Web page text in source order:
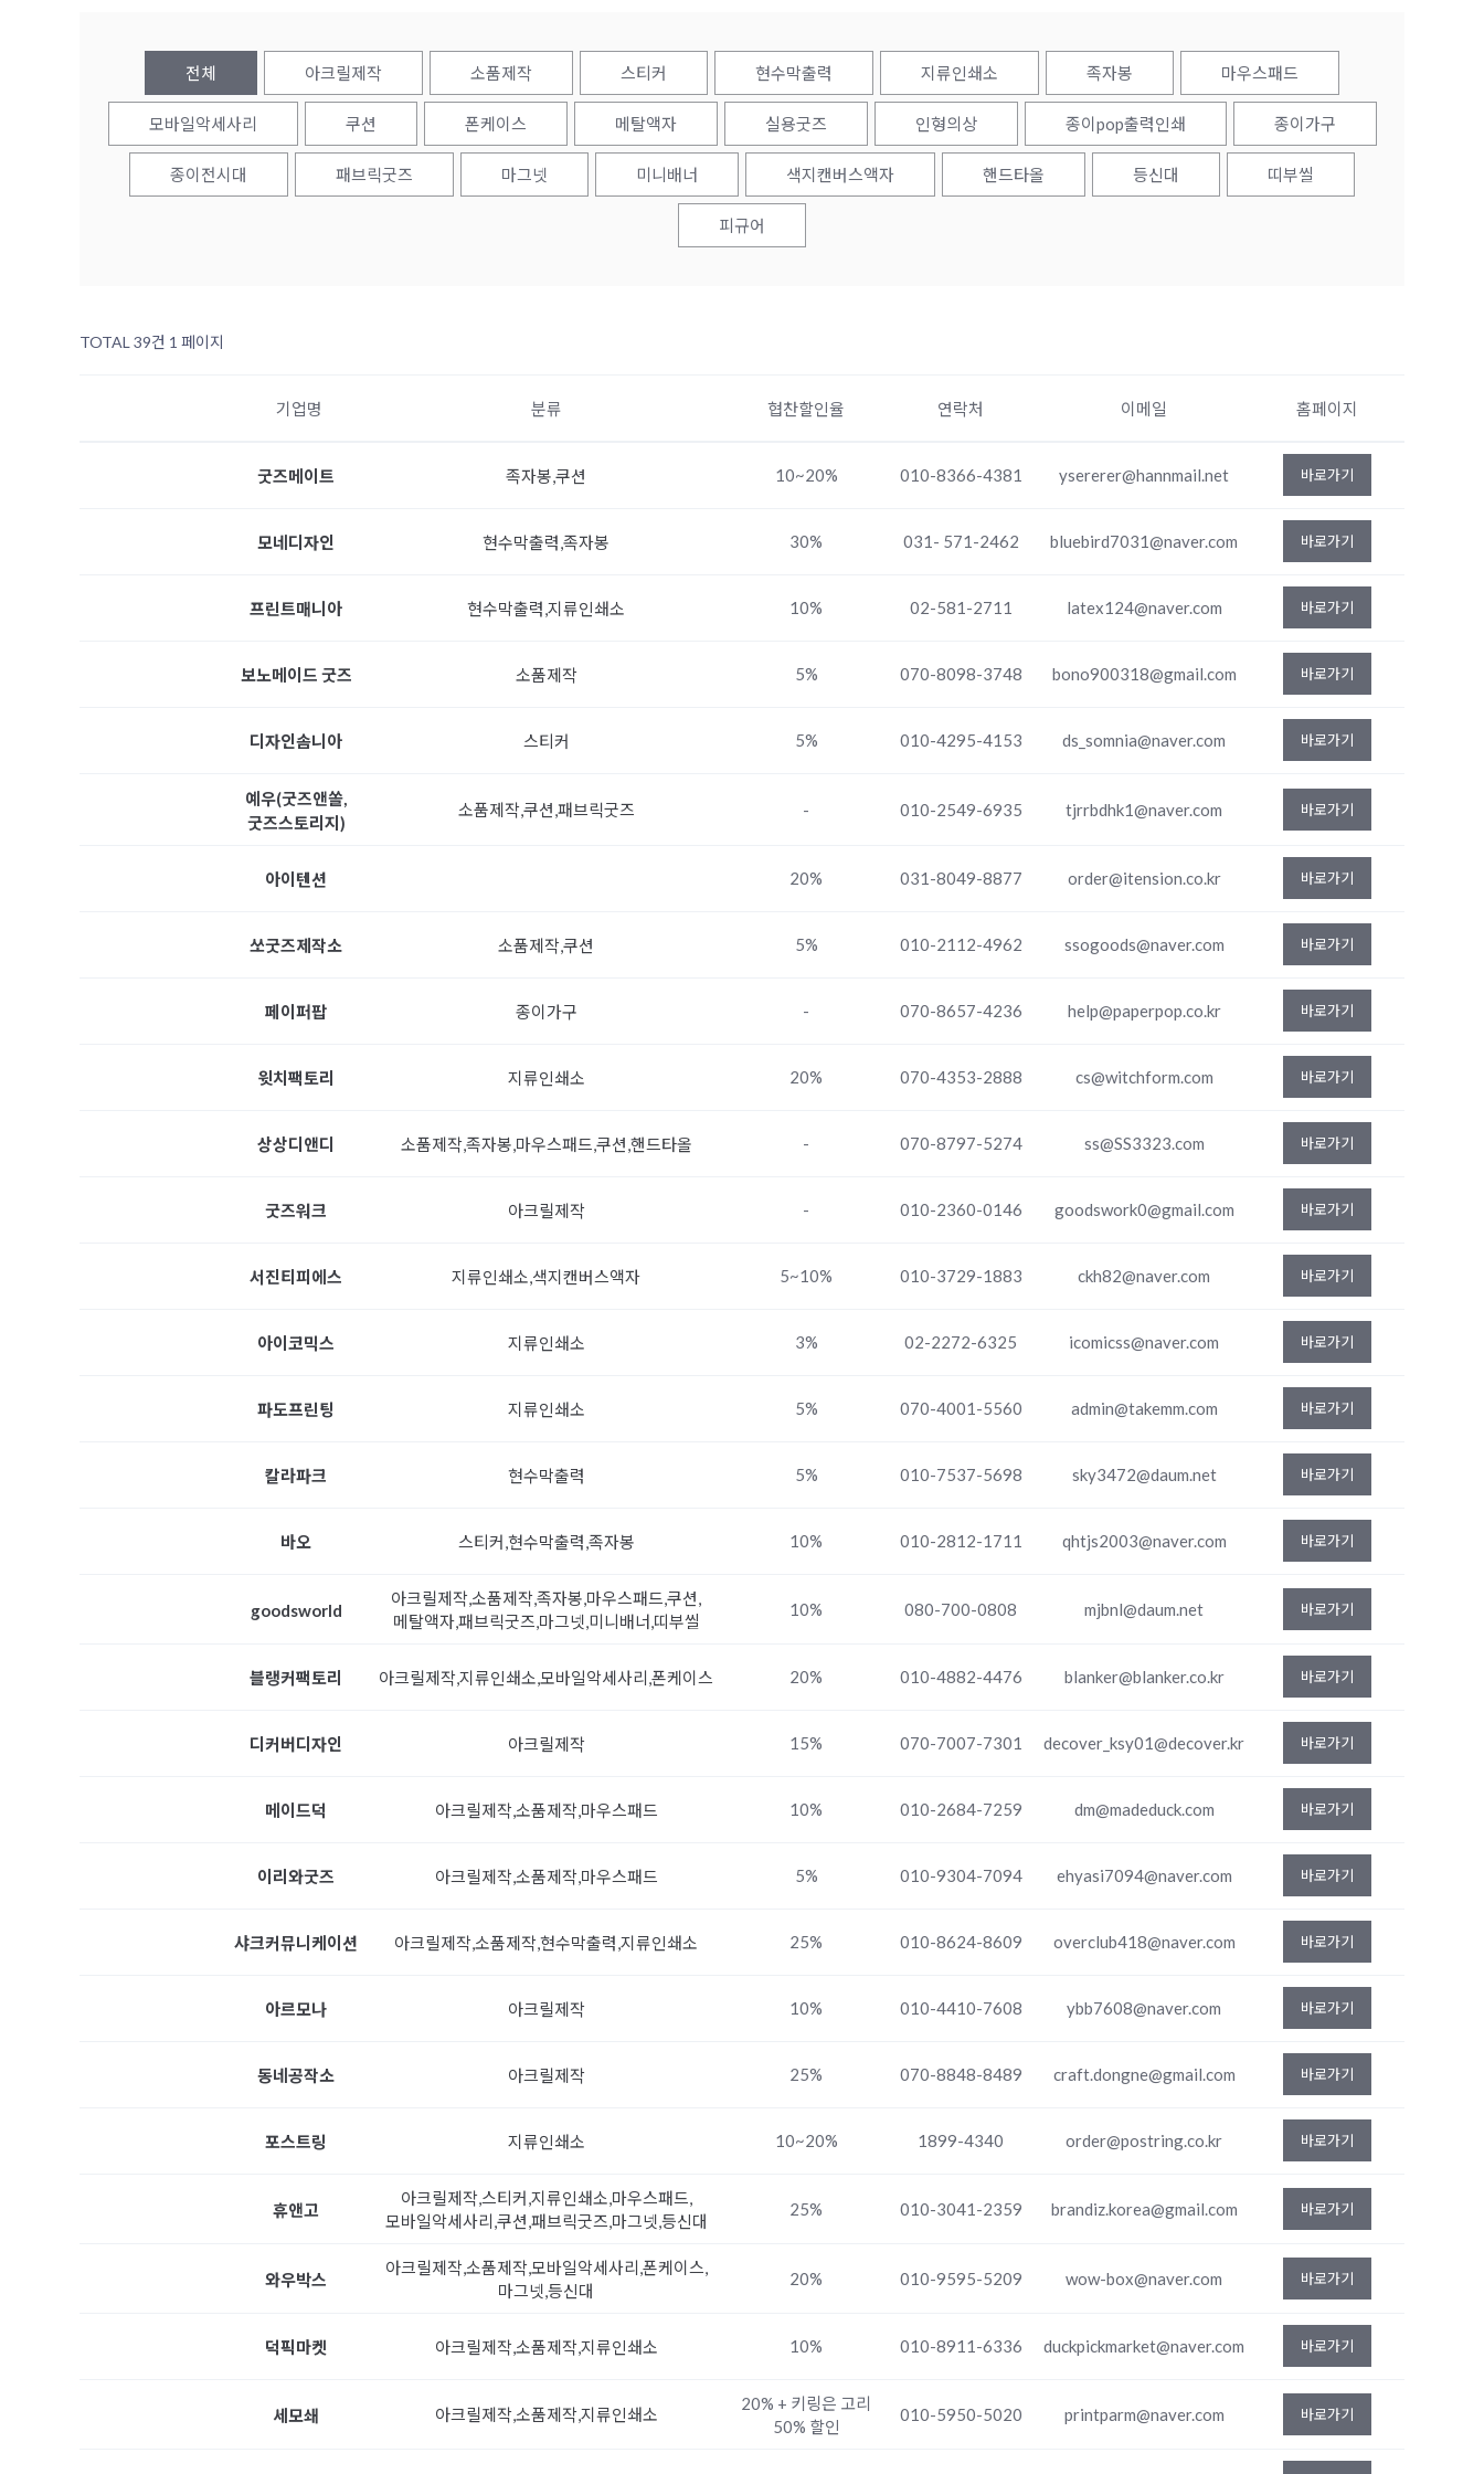
전체 아크릴제작 소품제작 스티커 현수막출력 지류인쇄소 족자봉 마우스패드
모바일악세사리 쿠션 폰케이스 메탈액자 실용굿즈 인형의상 종이pop출력인쇄 종이가구
종이전시대 패브릭굿즈 마그넷 미니배너 색지캔버스액자 핸드타올 등신대 띠부씰
피규어
TOTAL 39건 1 페이지
기업명 분류 협찬할인율 연락처 이메일 홈페이지
굿즈메이트 족자봉,쿠션 10~20% 010-8366-4381 ysererer@hannmail.net 바로가기
모네디자인 현수막출력,족자봉 30% 031- 571-2462 bluebird7031@naver.com 바로가기
프린트매니아 현수막출력,지류인쇄소 10% 02-581-2711 latex124@naver.com 바로가기
보노메이드 굿즈 소품제작 5% 070-8098-3748 bono900318@gmail.com 바로가기
디자인솜니아 스티커 5% 010-4295-4153 ds_somnia@naver.com 바로가기
예우(굿즈앤쏠,
굿즈스토리지)
소품제작,쿠션,패브릭굿즈 - 010-2549-6935 tjrrbdhk1@naver.com 바로가기
아이텐션 20% 031-8049-8877 order@itension.co.kr 바로가기
쏘굿즈제작소 소품제작,쿠션 5% 010-2112-4962 ssogoods@naver.com 바로가기
페이퍼팝 종이가구 - 070-8657-4236 help@paperpop.co.kr 바로가기
윗치팩토리 지류인쇄소 20% 070-4353-2888 cs@witchform.com 바로가기
상상디앤디 소품제작,족자봉,마우스패드,쿠션,핸드타올 - 070-8797-5274 ss@SS3323.com 바로가기
굿즈워크 아크릴제작 - 010-2360-0146 goodswork0@gmail.com 바로가기
서진티피에스 지류인쇄소,색지캔버스액자 5~10% 010-3729-1883 ckh82@naver.com 바로가기
아이코믹스 지류인쇄소 3% 02-2272-6325 icomicss@naver.com 바로가기
파도프린팅 지류인쇄소 5% 070-4001-5560 admin@takemm.com 바로가기
칼라파크 현수막출력 5% 010-7537-5698 sky3472@daum.net 바로가기
바오 스티커,현수막출력,족자봉 10% 010-2812-1711 qhtjs2003@naver.com 바로가기
goodsworld
아크릴제작,소품제작,족자봉,마우스패드,쿠션,
메탈액자,패브릭굿즈,마그넷,미니배너,띠부씰
10% 080-700-0808 mjbnl@daum.net 바로가기
블랭커팩토리 아크릴제작,지류인쇄소,모바일악세사리,폰케이스 20% 010-4882-4476 blanker@blanker.co.kr 바로가기
디커버디자인 아크릴제작 15% 070-7007-7301 decover_ksy01@decover.kr 바로가기
메이드덕 아크릴제작,소품제작,마우스패드 10% 010-2684-7259 dm@madeduck.com 바로가기
이리와굿즈 아크릴제작,소품제작,마우스패드 5% 010-9304-7094 ehyasi7094@naver.com 바로가기
샤크커뮤니케이션 아크릴제작,소품제작,현수막출력,지류인쇄소 25% 010-8624-8609 overclub418@naver.com 바로가기
아르모나 아크릴제작 10% 010-4410-7608 ybb7608@naver.com 바로가기
동네공작소 아크릴제작 25% 070-8848-8489 craft.dongne@gmail.com 바로가기
포스트링 지류인쇄소 10~20% 1899-4340 order@postring.co.kr 바로가기
휴앤고
아크릴제작,스티커,지류인쇄소,마우스패드,
모바일악세사리,쿠션,패브릭굿즈,마그넷,등신대
25% 010-3041-2359 brandiz.korea@gmail.com 바로가기
와우박스
아크릴제작,소품제작,모바일악세사리,폰케이스,
마그넷,등신대
20% 010-9595-5209 wow-box@naver.com 바로가기
덕픽마켓 아크릴제작,소품제작,지류인쇄소 10% 010-8911-6336 duckpickmarket@naver.com 바로가기
세모쇄 아크릴제작,소품제작,지류인쇄소
20% + 키링은 고리
50% 할인
010-5950-5020 printparm@naver.com 바로가기